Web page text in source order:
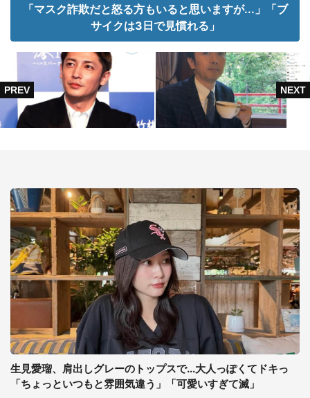
「マスク詐欺だと怒る方もいると思いますが...」「ブ
サイクは3日で見慣れる」
生見愛瑠、肩出しグレーのトップスで...大人っぽくてドキっ
「ちょっといつもと雰囲気違う」「可愛いすぎて滅」